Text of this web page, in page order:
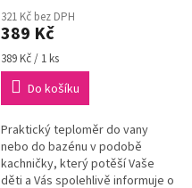
321 Kč bez DPH
389 Kč
Měrná
cena:
389 Kč / 1 ks
Do košíku
Praktický teploměr do vany
nebo do bazénu v podobě
kachničky, který potěší Vaše
děti a Vás spolehlivě informuje o